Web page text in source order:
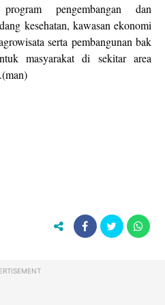
pengembangan dan
kesehatan, kawasan ekonomi
serta pembangunan bak
masyarakat di sekitar area